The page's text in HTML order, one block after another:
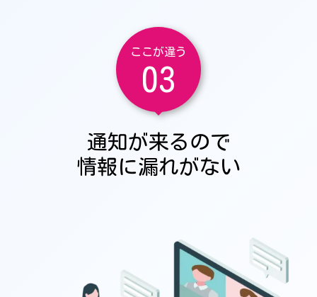
ここが違う
03
通知が来るので
情報に漏れがない